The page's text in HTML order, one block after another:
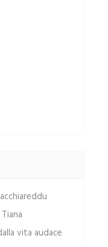
vita audace